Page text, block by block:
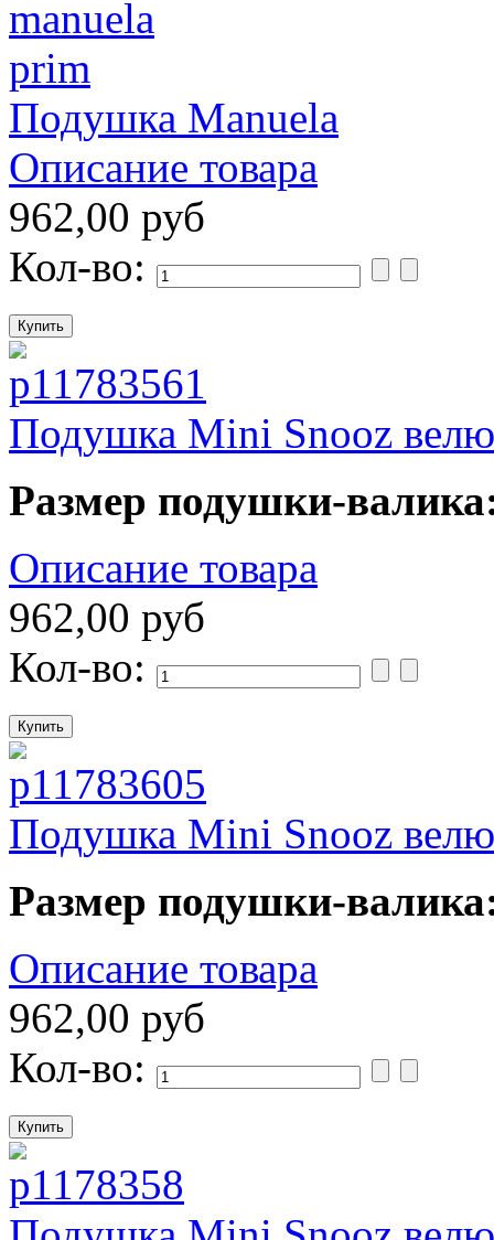
Подушка Manuela
Описание товара
962,00 руб
Кол-во:
Подушка Mini Snooz
Размер подушки-
Описание товара
962,00 руб
Кол-во:
Подушка Mini Snooz
Размер подушки-
Описание товара
962,00 руб
Кол-во: